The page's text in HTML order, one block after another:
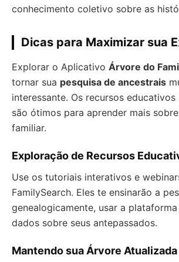
conhecimento coletivo sobre as
Dicas para Maximizar sua
Explorar o Aplicativo Árvore do
tornar sua pesquisa de ancestrais
interessante. Os recursos
são ótimos para aprender mais
familiar.
Exploração de Recursos
Use os tutoriais interativos e
FamilySearch. Eles te ensinarão a
genealogicamente, usar a
dados sobre seus antepassados.
Mantendo sua Árvore Atualizada